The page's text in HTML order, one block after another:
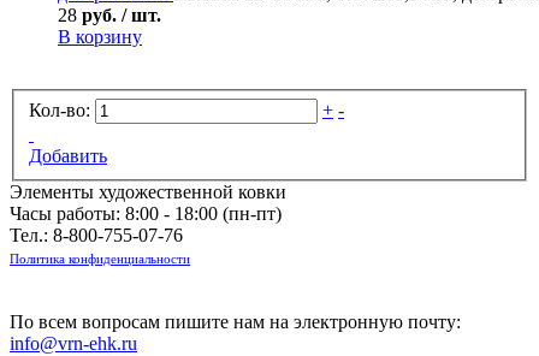
28 руб. / шт.
В корзину
Кол-во: + -
Добавить
Элементы художественной ковки
Часы работы: 8:00 - 18:00 (пн-пт)
Тел.: 8-800-755-07-76
Политика конфиденциальности
По всем вопросам пишите нам на электронную почту:
info@vrn-ehk.ru